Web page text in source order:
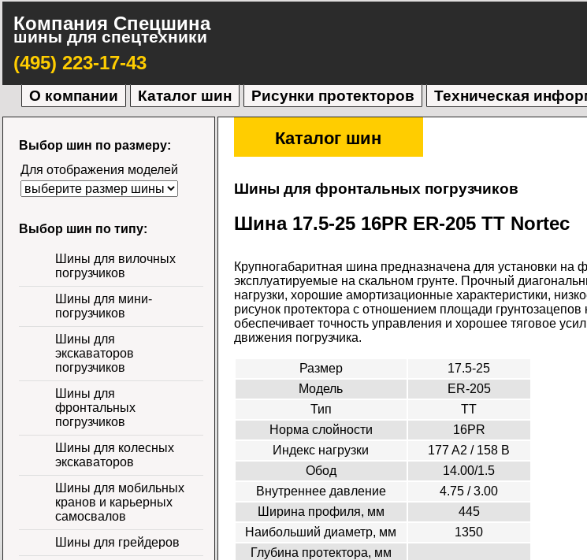
Компания Спецшина
шины для спецтехники
(495) 223-17-43
О компании Каталог шин Рисунки протекторов Техническая
Каталог шин
Шины для фронтальных погрузчиков
Шина 17.5-25 16PR ER-205 TT Nortec
Крупногабаритная шина предназначена для установки на
эксплуатируемые на скальном грунте. Прочный
нагрузки, хорошие амортизационные характеристики,
рисунок протектора с отношением площади
обеспечивает точность управления и хорошее тяговое
движения погрузчика.
Размер
17.5-25
Модель
ER-205
Тип
TT
Норма слойности
16PR
Индекс нагрузки
177 A2 / 158 B
Обод
14.00/1.5
Внутреннее давление
4.75 / 3.00
Ширина профиля, мм
445
Наибольший диаметр, мм
1350
Глубина протектора, мм
Выбор шин по размеру:
Для отображения моделей
Выбор шин по типу:
Шины для вилочных
погрузчиков
Шины для мини-
погрузчиков
Шины для
экскаваторов
погрузчиков
Шины для
фронтальных
погрузчиков
Шины для колесных
экскаваторов
Шины для мобильных
кранов и карьерных
самосвалов
Шины для грейдеров